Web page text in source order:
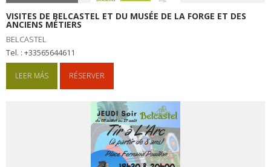
VISITES DE BELCASTEL ET DU MUSÉE DE LA FORGE ET DES
ANCIENS MÉTIERS
BELCASTEL
tel. : +33565644611
LEER MÁS RÉSERVER